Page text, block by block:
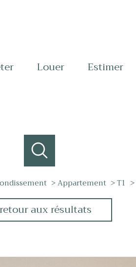
louer estimer
Appartement T1
retour aux résultats